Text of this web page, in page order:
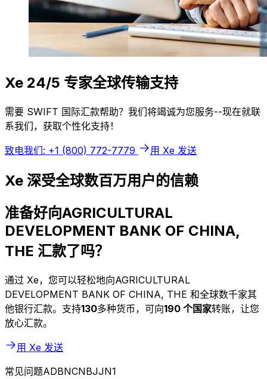
Xe 24/5 专家全球传输支持
需要 SWIFT 国际汇款帮助？我们将竭诚为您服务--现在就联
系我们，获取个性化支持！
致电我们: +1 (800) 772-7779 用 Xe 发送
Xe 深受全球数百万用户的信赖
准备好向AGRICULTURAL
DEVELOPMENT BANK OF CHINA,
THE 汇款了吗？
通过 Xe，您可以轻松地向AGRICULTURAL
DEVELOPMENT BANK OF CHINA, THE 和全球数千家其
他银行汇款。支持130多种货币，可向190 个国家转账，让您
放心汇款。
用 Xe 发送
常见问题ADBNCNBJJN1